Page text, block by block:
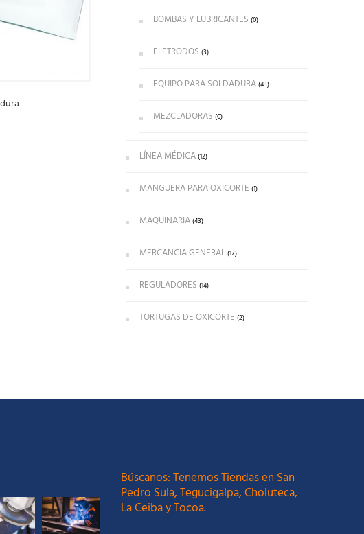
BOMBAS Y LUBRICANTES (0)
ELETRODOS (3)
EQUIPO PARA SOLDADURA(43)
MEZCLADORAS (0)
LÍNEA MÉDICA(12)
MANGUERA PARA OXICORTE (1)
MAQUINARIA(43)
MERCANCIA GENERAL(17)
REGULADORES (14)
TORTUGAS DE OXICORTE (2)
Búscanos: Tenemos Tiendas en San
Pedro Sula, Tegucigalpa, Choluteca,
La Ceiba y Tocoa.